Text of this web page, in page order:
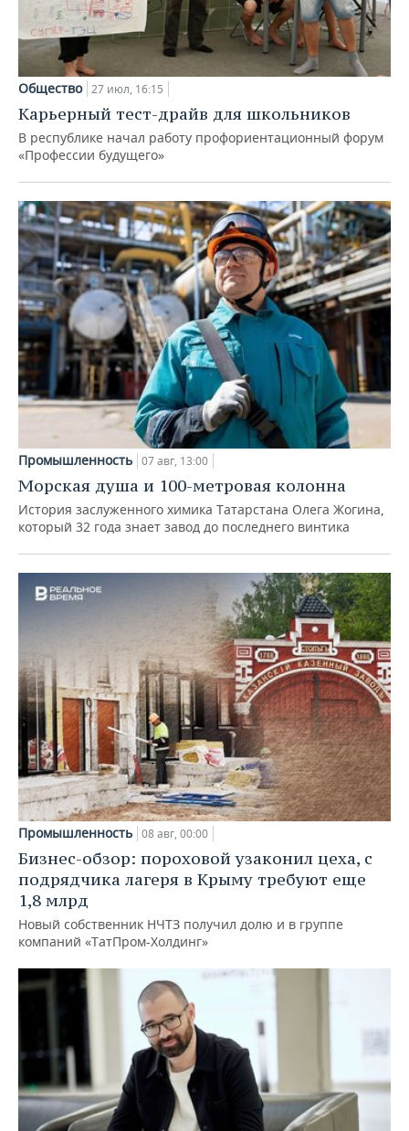
Общество 27 июл, 16:15
Карьерный тест-драйв для школьников
В республике начал работу профориентационный форум
«Профессии будущего»
Промышленность 07 авг, 13:00
Морская душа и 100-метровая колонна
История заслуженного химика Татарстана Олега Жогина,
который 32 года знает завод до последнего винтика
Промышленность 08 авг, 00:00
Бизнес-обзор: пороховой узаконил цеха, с
подрядчика лагеря в Крыму требуют еще
1,8 млрд
Новый собственник НЧТЗ получил долю и в группе
компаний «ТатПром-Холдинг»